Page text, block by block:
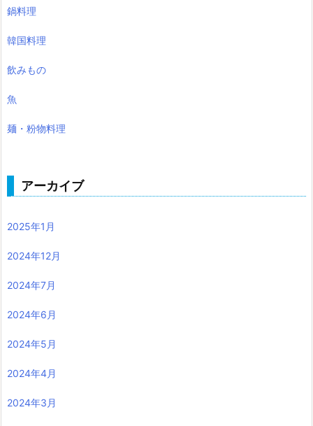
鍋料理
韓国料理
飲みもの
魚
麺・粉物料理
アーカイブ
2025年1月
2024年12月
2024年7月
2024年6月
2024年5月
2024年4月
2024年3月